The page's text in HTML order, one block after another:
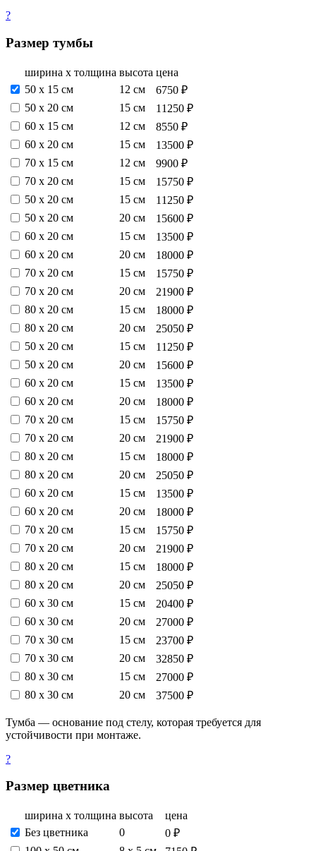
?
Размер тумбы
ширина х толщина высота цена
50 х 15 см
12 см
6750 ₽
50 х 20 см
15 см
11250 ₽
60 х 15 см
12 см
8550 ₽
60 х 20 см
15 см
13500 ₽
70 х 15 см
12 см
9900 ₽
70 х 20 см
15 см
15750 ₽
50 х 20 см
15 см
11250 ₽
50 х 20 см
20 см
15600 ₽
60 х 20 см
15 см
13500 ₽
60 х 20 см
20 см
18000 ₽
70 х 20 см
15 см
15750 ₽
70 х 20 см
20 см
21900 ₽
80 х 20 см
15 см
18000 ₽
80 х 20 см
20 см
25050 ₽
50 х 20 см
15 см
11250 ₽
50 х 20 см
20 см
15600 ₽
60 х 20 см
15 см
13500 ₽
60 х 20 см
20 см
18000 ₽
70 х 20 см
15 см
15750 ₽
70 х 20 см
20 см
21900 ₽
80 х 20 см
15 см
18000 ₽
80 х 20 см
20 см
25050 ₽
60 х 20 см
15 см
13500 ₽
60 х 20 см
20 см
18000 ₽
70 х 20 см
15 см
15750 ₽
70 х 20 см
20 см
21900 ₽
80 х 20 см
15 см
18000 ₽
80 х 20 см
20 см
25050 ₽
60 х 30 см
15 см
20400 ₽
60 х 30 см
20 см
27000 ₽
70 х 30 см
15 см
23700 ₽
70 х 30 см
20 см
32850 ₽
80 х 30 см
15 см
27000 ₽
80 х 30 см
20 см 37500 ₽
Тумба — основание под стелу, которая требуется для
устойчивости при монтаже.
?
Размер цветника
ширина х толщина высота
цена
Без цветника
0
0 ₽